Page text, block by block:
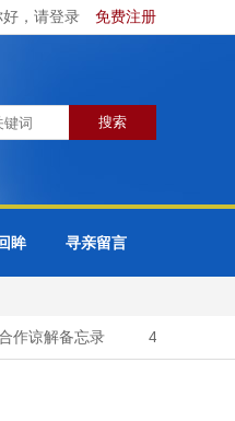
好，请登录 免费注册
眸 寻亲留言
谅解备忘录 42万多名国